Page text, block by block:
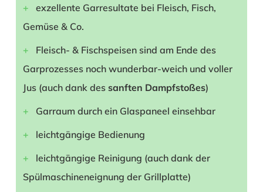
exzellente Garresultate bei Fleisch, Fisch,
Gemüse & Co.
Fleisch- & Fischspeisen sind am Ende des
Garprozesses noch wunderbar-weich und voller
Jus (auch dank des sanften Dampfstoßes)
Garraum durch ein Glaspaneel einsehbar
leichtgängige Bedienung
leichtgängige Reinigung (auch dank der
Spülmaschineneignung der Grillplatte)